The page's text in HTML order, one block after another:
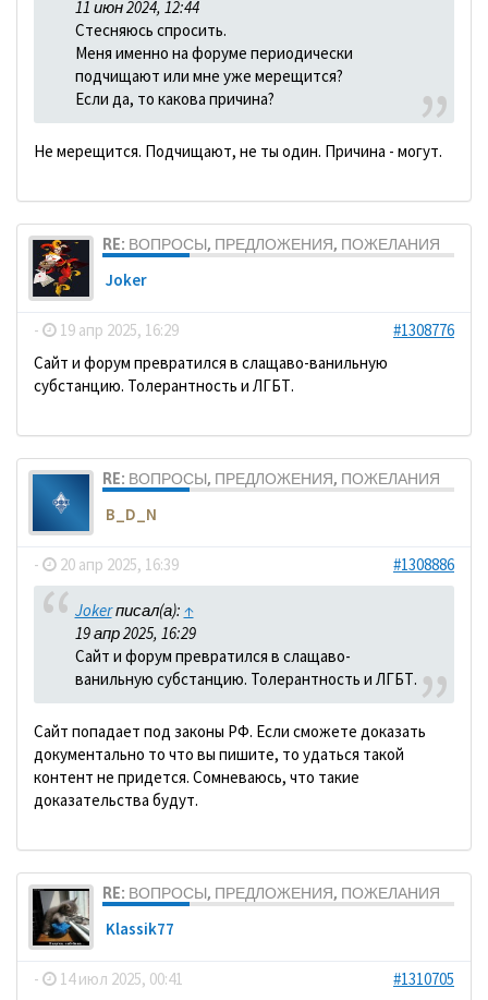
11 июн 2024, 12:44
Стесняюсь спросить.
Меня именно на форуме периодически
подчищают или мне уже мерещится?
Если да, то какова причина?
Не мерещится. Подчищают, не ты один. Причина - могут.
RE: ВОПРОСЫ, ПРЕДЛОЖЕНИЯ, ПОЖЕЛАНИЯ
Joker
- 19 апр 2025, 16:29
#1308776
Сайт и форум превратился в слащаво-ванильную
субстанцию. Толерантность и ЛГБТ.
RE: ВОПРОСЫ, ПРЕДЛОЖЕНИЯ, ПОЖЕЛАНИЯ
B_D_N
- 20 апр 2025, 16:39 #1308886
Jokerписал(а): ↑
19 апр 2025, 16:29
Сайт и форум превратился в слащаво-
ванильную субстанцию. Толерантность и ЛГБТ.
Сайт попадает под законы РФ. Если сможете доказать
документально то что вы пишите, то удаться такой
контент не придется. Сомневаюсь, что такие
доказательства будут.
RE: ВОПРОСЫ, ПРЕДЛОЖЕНИЯ, ПОЖЕЛАНИЯ
Klassik77
- 14 июл 2025, 00:41
#1310705